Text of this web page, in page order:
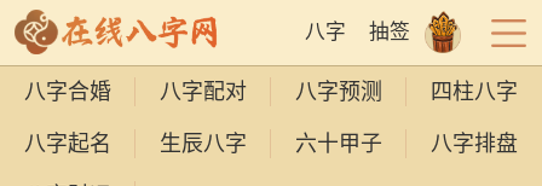
八字 抽签
八字合婚 八字配对 八字预测 四柱八字
八字起名 生辰八字 六十甲子 八字排盘